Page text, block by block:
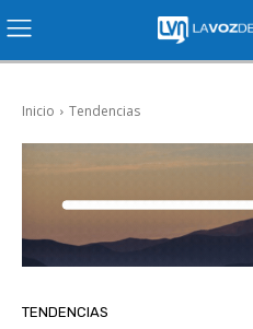
Inicio Tendencias
TENDENCIAS